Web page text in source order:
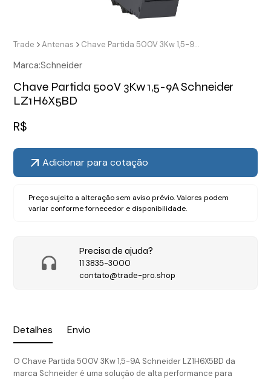
Detalhes Envio
O Chave Partida 500V 3Kw 1,5-9A Schneider LZ1H6X5BD da
marca Schneider é uma solução de alta performance para
Trade Antenas Chave Partida 500V 3Kw 1,5-9A Schneider LZ1H6X5BD
Marca:Schneider
Chave Partida 500V 3Kw 1,5-9A Schneider
LZ1H6X5BD
R$
Adicionar para cotação
Preço sujeito a alteração sem aviso prévio. Valores podem
variar conforme fornecedor e disponibilidade.
Precisa de ajuda?
11 3835-3000
contato@trade-pro.shop